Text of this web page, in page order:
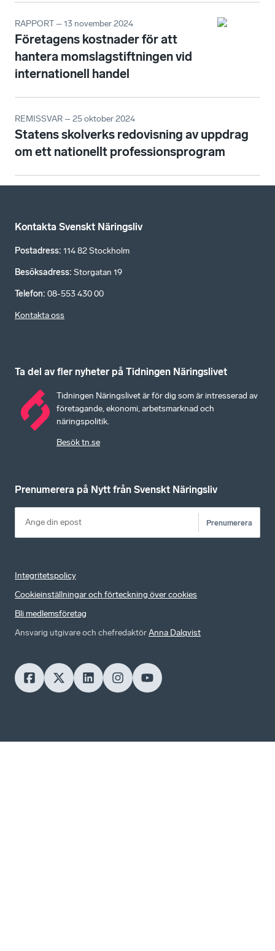
RAPPORT – 13 november 2024
Företagens kostnader för att
hantera momslagstiftningen vid
internationell handel
REMISSVAR – 25 oktober 2024
Statens skolverks redovisning av uppdrag
om ett nationellt professionsprogram
Kontakta Svenskt Näringsliv
Postadress: 114 82 Stockholm
Besöksadress: Storgatan 19
Telefon: 08-553 430 00
Kontakta oss
Ta del av fler nyheter på Tidningen Näringslivet
Tidningen Näringslivet är för dig som är intresserad av
företagande, ekonomi, arbetsmarknad och
näringspolitik.
Besök tn.se
Prenumerera på Nytt från Svenskt Näringsliv
Prenumerera
Integritetspolicy
Cookieinställningar och förteckning över cookies
Bli medlemsföretag
Ansvarig utgivare och chefredaktörAnna Dalqvist